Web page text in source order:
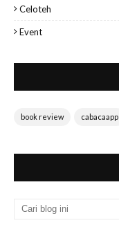
Celoteh
Event
book review cabacaapp